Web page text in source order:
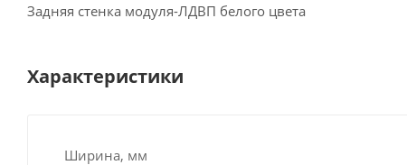
Задняя стенка модуля-ЛДВП белого цвета
Характеристики
Ширина, мм